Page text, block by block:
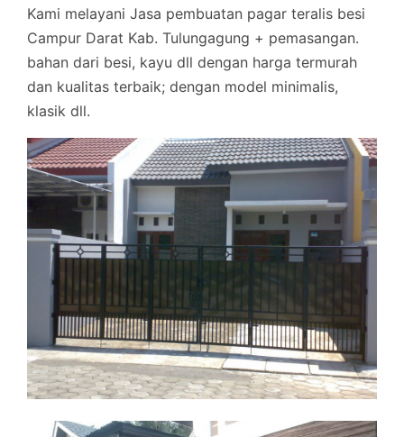
Kami melayani Jasa pembuatan pagar teralis besi
Campur Darat Kab. Tulungagung + pemasangan.
bahan dari besi, kayu dll dengan harga termurah
dan kualitas terbaik; dengan model minimalis,
klasik dll.